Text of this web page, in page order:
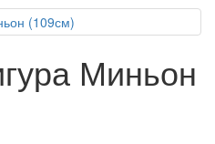
Миньон